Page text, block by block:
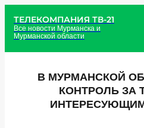
ТЕЛЕКОМПАНИЯ ТВ-21
Все новости Мурманска и
Мурманской области
В МУРМАНСКОЙ
КОНТРОЛЬ ЗА